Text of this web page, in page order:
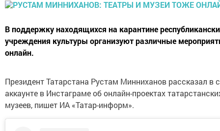
В поддержку находящихся на карантине
учреждения культуры организуют различные
онлайн.
Президент Татарстана Рустам Минниханов рассказал в
аккаунте в Инстаграме об онлайн-проектах
музеев, пишет ИА «Татар-информ».